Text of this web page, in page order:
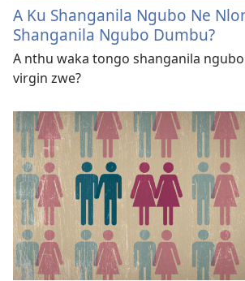
A Ku Shanganila Ngubo Ne
Shanganila Ngubo Dumbu?
A nthu waka tongo shanganila
virgin zwe?